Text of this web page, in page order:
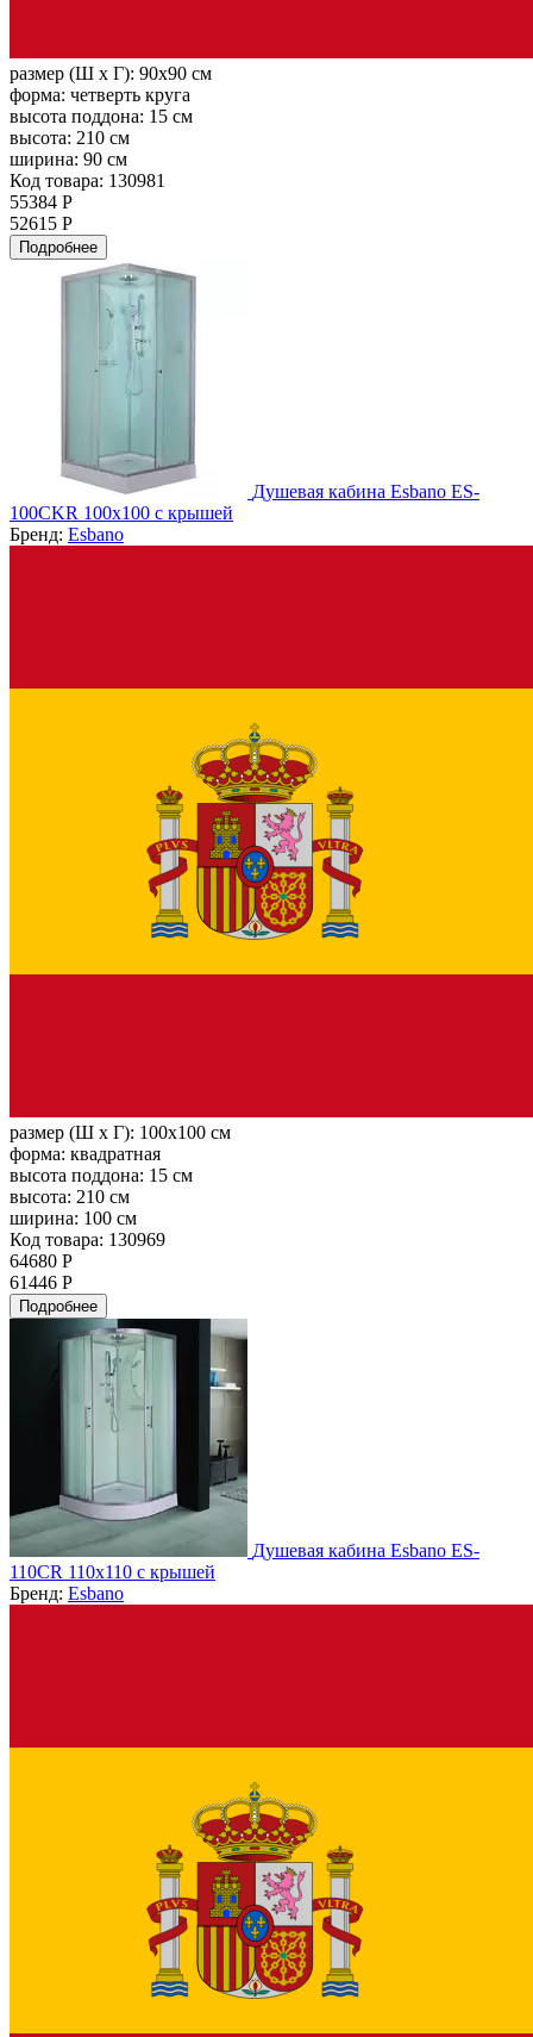
размер (Ш х Г): 90x90 см
форма: четверть круга
высота поддона: 15 см
высота: 210 см
ширина: 90 см
Код товара: 130981
55384 Р
52615 Р
Подробнее
Душевая кабина Esbano ES-
100CKR 100х100 с крышей
Бренд: Esbano
размер (Ш х Г): 100x100 см
форма: квадратная
высота поддона: 15 см
высота: 210 см
ширина: 100 см
Код товара: 130969
64680 Р
61446 Р
Подробнее
Душевая кабина Esbano ES-
110CR 110х110 с крышей
Бренд: Esbano